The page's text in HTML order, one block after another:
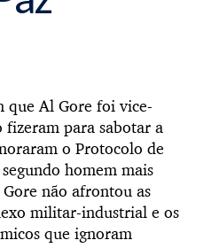
que Al Gore foi vice-
fizeram para sabotar a
o Protocolo de
homem mais
não afrontou as
militar-industrial e os
que ignoram